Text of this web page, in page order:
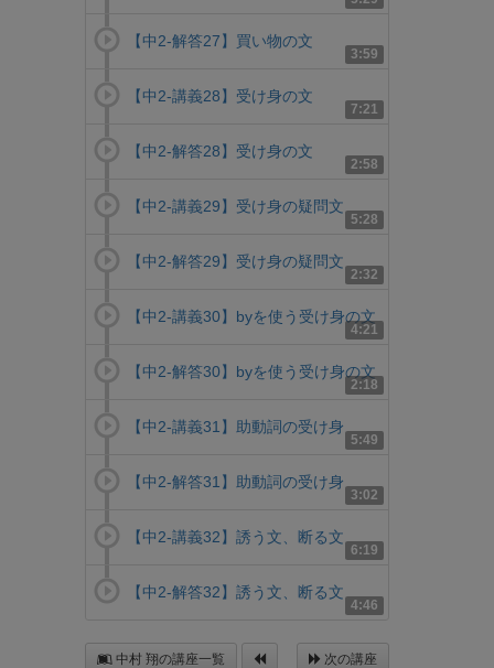
3:59
【中2-解答27】買い物の文
7:21
【中2-講義28】受け身の文
2:58
【中2-解答28】受け身の文
5:28
【中2-講義29】受け身の疑問文
2:32
【中2-解答29】受け身の疑問文
4:21
【中2-講義30】byを使う受け身の文
2:18
【中2-解答30】byを使う受け身の文
5:49
【中2-講義31】助動詞の受け身
3:02
【中2-解答31】助動詞の受け身
6:19
【中2-講義32】誘う文、断る文
4:46
【中2-解答32】誘う文、断る文
中村 翔の講座一覧 次の講座